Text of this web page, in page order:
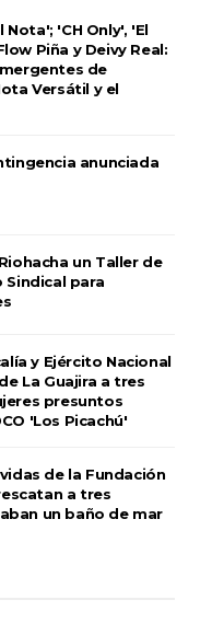
Nota'; 'CH Only', 'El
Piña y Deivy Real:
de
Versátil y el
anunciada
un Taller de
para
y Ejército Nacional
La Guajira a tres
presuntos
'Los Picachú'
de la Fundación
a tres
un baño de mar